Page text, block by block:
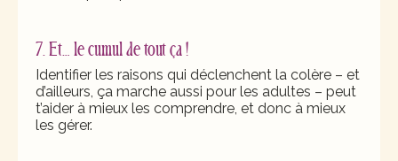
7. Et… le cumul de tout ça !
Identifier les raisons qui déclenchent la colère – et
d’ailleurs, ça marche aussi pour les adultes – peut
t’aider à mieux les comprendre, et donc à mieux
les gérer.